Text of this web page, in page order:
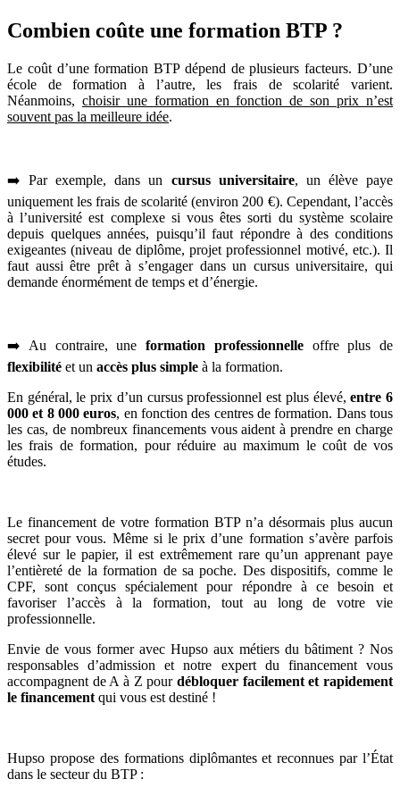
Combien coûte une formation BTP ?
Le coût d’une formation BTP dépend de plusieurs facteurs. D’une
école de formation à l’autre, les frais de scolarité varient.
Néanmoins, choisir une formation en fonction de son prix n’est
souvent pas la meilleure idée.
➡️ Par exemple, dans un cursus universitaire, un élève paye
uniquement les frais de scolarité (environ 200 €). Cependant, l’accès
à l’université est complexe si vous êtes sorti du système scolaire
depuis quelques années, puisqu’il faut répondre à des conditions
exigeantes (niveau de diplôme, projet professionnel motivé, etc.). Il
faut aussi être prêt à s’engager dans un cursus universitaire, qui
demande énormément de temps et d’énergie.
➡️ Au contraire, une formation professionnelleoffre plus de
flexibilité et un accès plus simple à la formation.
En général, le prix d’un cursus professionnel est plus élevé,entre 6
000 et 8 000 euros, en fonction des centres de formation. Dans tous
les cas, de nombreux financements vous aident à prendre en charge
les frais de formation, pour réduire au maximum le coût de vos
études.
Le financement de votre formation BTP n’a désormais plus aucun
secret pour vous. Même si le prix d’une formation s’avère parfois
élevé sur le papier, il est extrêmement rare qu’un apprenant paye
l’entièreté de la formation de sa poche. Des dispositifs, comme le
CPF, sont conçus spécialement pour répondre à ce besoin et
favoriser l’accès à la formation, tout au long de votre vie
professionnelle.
Envie de vous former avec Hupso aux métiers du bâtiment ? Nos
responsables d’admission et notre expert du financement vous
accompagnent de A à Z pour débloquer facilement et rapidement
le financement qui vous est destiné !
Hupso propose des formations diplômantes et reconnues par l’État
dans le secteur du BTP :